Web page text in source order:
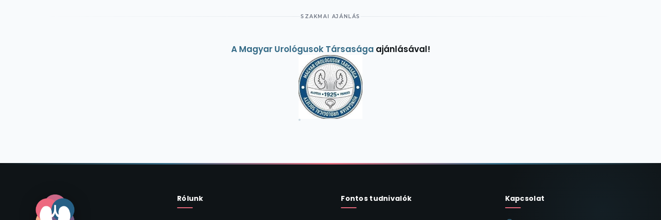
SZAKMAI AJÁNLÁS
A Magyar Urológusok Társasága ajánlásával!
Rólunk Fontos tudnivalók Kapcsolat